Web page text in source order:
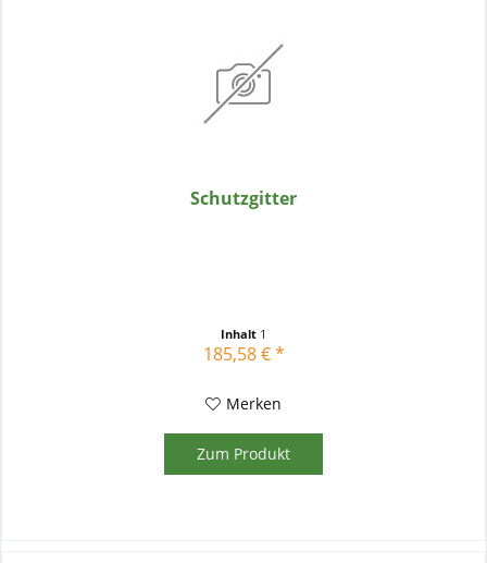
Schutzgitter
Inhalt 1
185,58 € *
Merken
Zum Produkt